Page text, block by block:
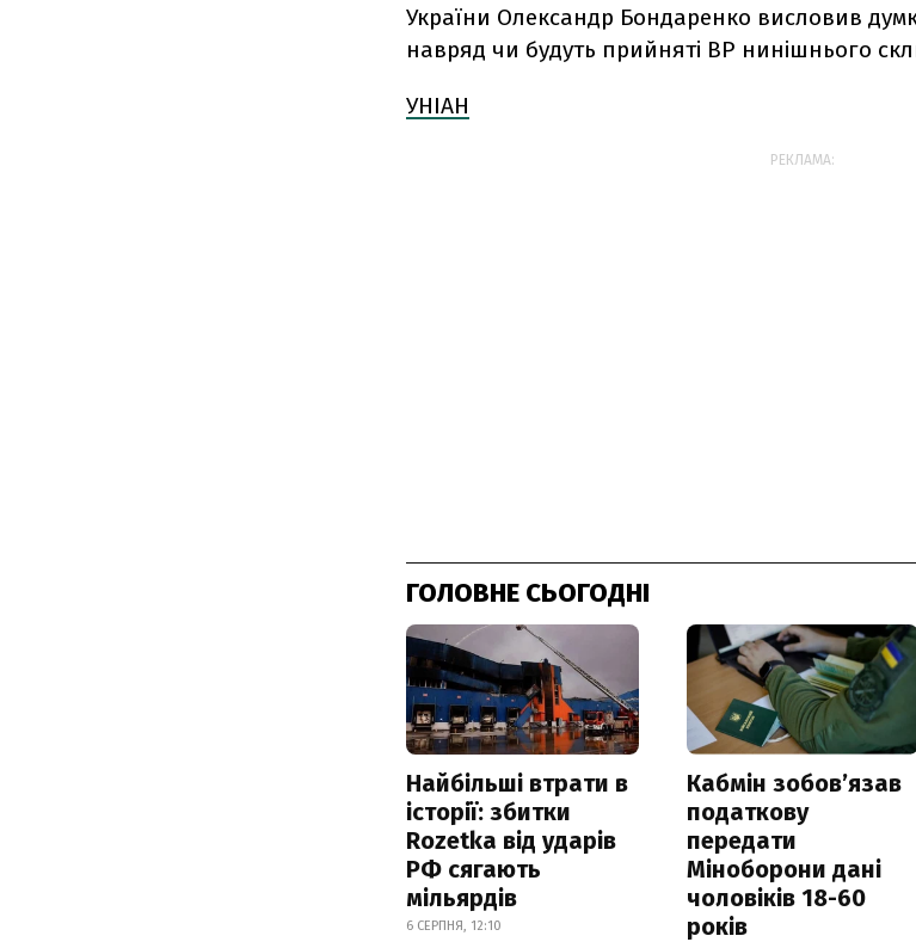
України Олександр Бондаренко висловив
навряд чи будуть прийняті ВР нинішнього
УНІАН
РЕКЛАМА:
ГОЛОВНЕ СЬОГОДНІ
Найбільші втрати в
історії: збитки
Rozetka від ударів
РФ сягають
мільярдів
6 СЕРПНЯ, 12:10
Кабмін зобовʼязав
податкову
передати
Міноборони дані
чоловіків 18-60
років